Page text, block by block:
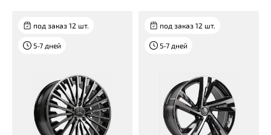
под заказ 12 шт.
5-7 дней
под заказ 12 шт.
5-7 дней